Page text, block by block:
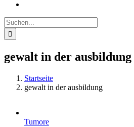
Suche
nach:
gewalt in der ausbildung
Startseite
gewalt in der ausbildung
Tumore